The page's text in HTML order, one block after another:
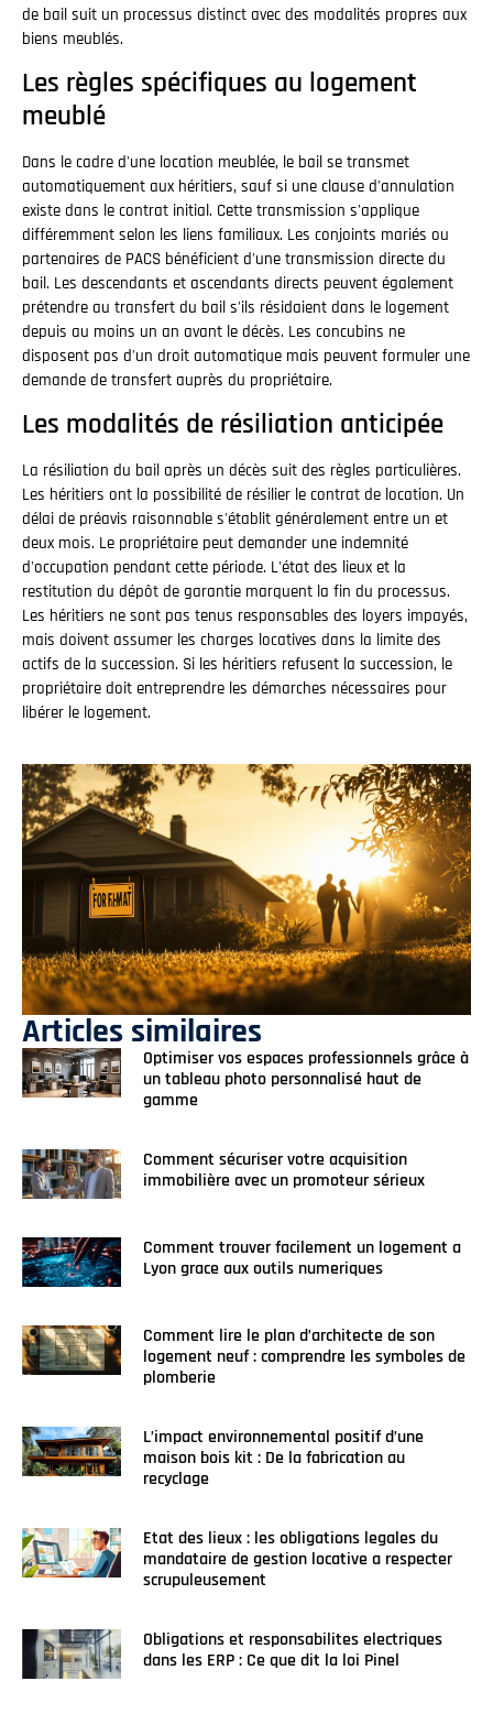
de bail suit un processus distinct avec des modalités propres aux
biens meublés.
Les règles spécifiques au logement
meublé
Dans le cadre d'une location meublée, le bail se transmet
automatiquement aux héritiers, sauf si une clause d'annulation
existe dans le contrat initial. Cette transmission s'applique
différemment selon les liens familiaux. Les conjoints mariés ou
partenaires de PACS bénéficient d'une transmission directe du
bail. Les descendants et ascendants directs peuvent également
prétendre au transfert du bail s'ils résidaient dans le logement
depuis au moins un an avant le décès. Les concubins ne
disposent pas d'un droit automatique mais peuvent formuler une
demande de transfert auprès du propriétaire.
Les modalités de résiliation anticipée
La résiliation du bail après un décès suit des règles particulières.
Les héritiers ont la possibilité de résilier le contrat de location. Un
délai de préavis raisonnable s'établit généralement entre un et
deux mois. Le propriétaire peut demander une indemnité
d'occupation pendant cette période. L'état des lieux et la
restitution du dépôt de garantie marquent la fin du processus.
Les héritiers ne sont pas tenus responsables des loyers impayés,
mais doivent assumer les charges locatives dans la limite des
actifs de la succession. Si les héritiers refusent la succession, le
propriétaire doit entreprendre les démarches nécessaires pour
libérer le logement.
Articles similaires
Optimiser vos espaces professionnels grâce à
un tableau photo personnalisé haut de
gamme
Comment sécuriser votre acquisition
immobilière avec un promoteur sérieux
Comment trouver facilement un logement a
Lyon grace aux outils numeriques
Comment lire le plan d’architecte de son
logement neuf : comprendre les symboles de
plomberie
L’impact environnemental positif d’une
maison bois kit : De la fabrication au
recyclage
Etat des lieux : les obligations legales du
mandataire de gestion locative a respecter
scrupuleusement
Obligations et responsabilites electriques
dans les ERP : Ce que dit la loi Pinel